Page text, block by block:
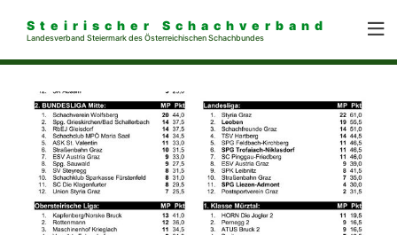
Steirischer Schachverband
Landesverband Steiermark des Österreichischen Schachbundes